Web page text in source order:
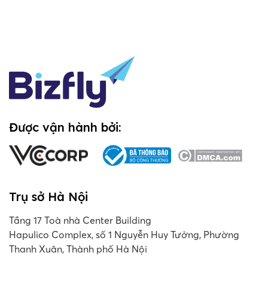
Được vận hành bởi:
Trụ sở Hà Nội
Tầng 17 Toà nhà Center Building
Hapulico Complex, số 1 Nguyễn Huy Tưởng, Phường
Thanh Xuân, Thành phố Hà Nội